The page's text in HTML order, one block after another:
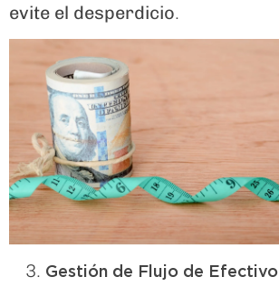
evite el desperdicio.
Gestión de Flujo de Efectivo